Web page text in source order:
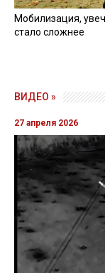
Мобилизация,
стало сложнее
ВИДЕО »
27 апреля 2026